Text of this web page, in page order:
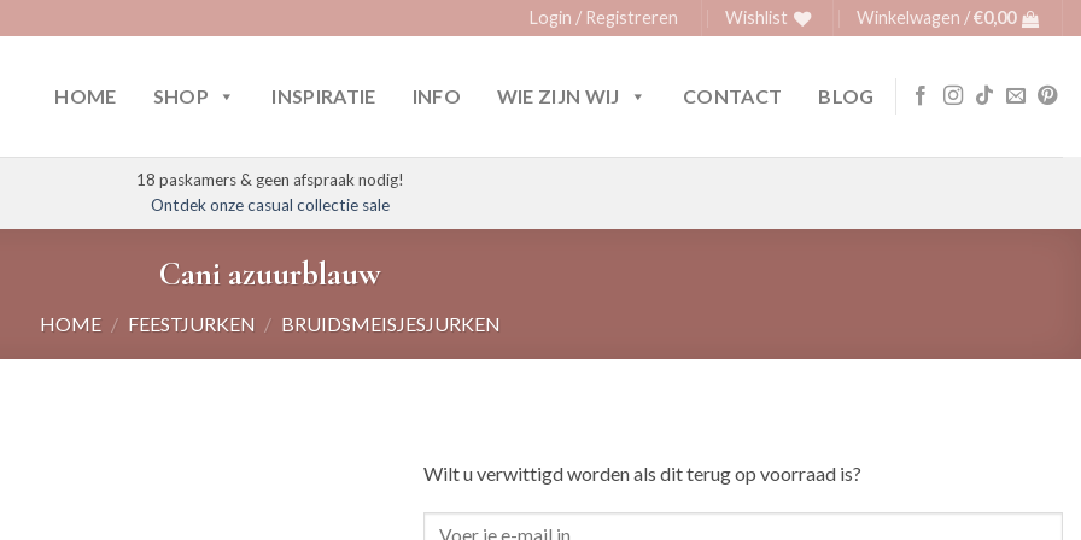
Login / Registreren Wishlist Winkelwagen /€0,00
HOME SHOP INSPIRATIE INFO WIE ZIJN WIJ CONTACT BLOG
18 paskamers & geen afspraak nodig!
Ontdek onze casual collectie sale
Cani azuurblauw
HOME / FEESTJURKEN / BRUIDSMEISJESJURKEN
Wilt u verwittigd worden als dit terug op voorraad is?